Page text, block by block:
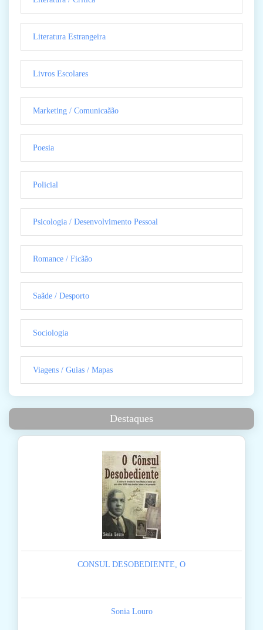
Literatura Estrangeira
Livros Escolares
Marketing / Comunicaãão
Poesia
Policial
Psicologia / Desenvolvimento Pessoal
Romance / Ficãão
Saãde / Desporto
Sociologia
Viagens / Guias / Mapas
Destaques
CONSUL DESOBEDIENTE, O
Sonia Louro